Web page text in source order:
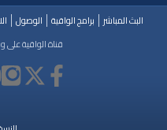
البث المباشر برامج الواقية الوصول
قناة الواقية على